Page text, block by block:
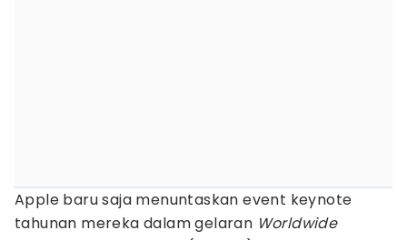
Apple baru saja menuntaskan event keynote
tahunan mereka dalam gelaran Worldwide